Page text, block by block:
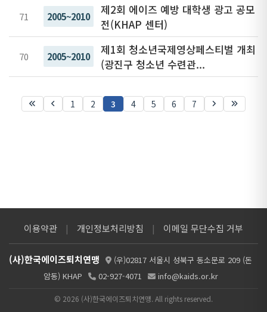
71 2005~2010
제2회 에이즈 예방 대학생 광고 공모
전(KHAP 센터)
70 2005~2010
제1회 청소년국제영상페스티벌 개최
(광진구 청소년 수련관...
1 2 3 4 5 6 7
이용약관 | 개인정보처리방침 | 이메일 무단수집 거부
(사)한국에이즈퇴치연맹
(우)02817 서울시 성북구 동소문로 209 (돈
암동) KHAP
02-927-4071 info@kaids.or.kr
© 2026 (사)한국에이즈퇴치연맹. All rights reserved.